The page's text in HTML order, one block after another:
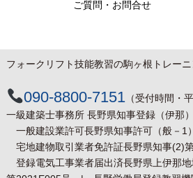
ご質問・お問合せ
フォークリフト技能教習の駒ヶ根トレー
090-8800-7151 （受付時間・
一級建築士事務所 長野県知事登録（伊那）
一般建設業許可長野県知事許可（般－
宅地建物取引業者免許証長野県知事(2)
登録電気工事業者届出済長野県上伊那